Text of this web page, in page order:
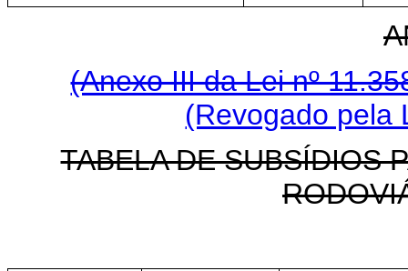
(Anexo III da Lei nº
(Revogado pela
TABELA DE SUBSÍDIOS